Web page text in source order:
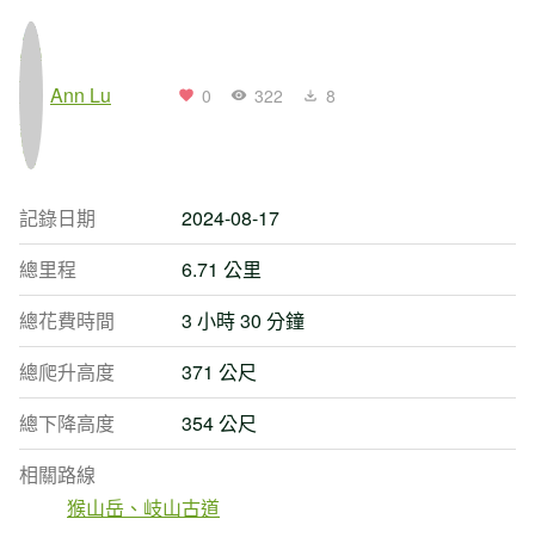
Ann Lu 0 322 8
記錄日期
2024-08-17
總里程
6.71 公里
總花費時間
3 小時 30 分鐘
總爬升高度
371 公尺
總下降高度
354 公尺
相關路線
猴山岳、岐山古道